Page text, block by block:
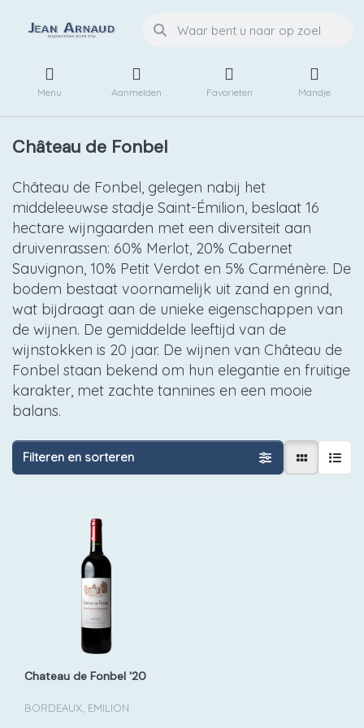
Menu Aanmelden Favorieten Mandje
Château de Fonbel
Château de Fonbel, gelegen nabij het
middeleeuwse stadje Saint-Émilion, beslaat 16
hectare wijngaarden met een diversiteit aan
druivenrassen: 60% Merlot, 20% Cabernet
Sauvignon, 10% Petit Verdot en 5% Carménère. De
bodem bestaat voornamelijk uit zand en grind,
wat bijdraagt aan de unieke eigenschappen van
de wijnen. De gemiddelde leeftijd van de
wijnstokken is 20 jaar. De wijnen van Château de
Fonbel staan bekend om hun elegantie en fruitige
karakter, met zachte tannines en een mooie
balans.
Filteren en sorteren
Chateau de Fonbel '20
BORDEAUX, EMILION